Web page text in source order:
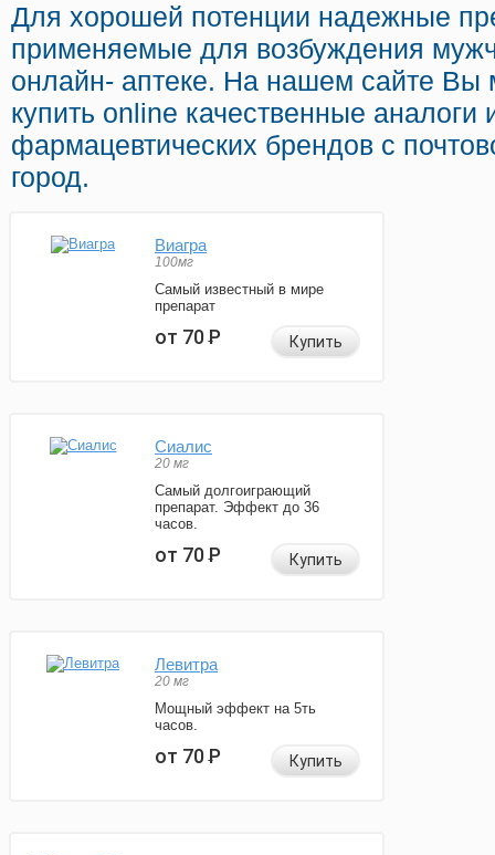
Для хорошей потенции надежные
применяемые для возбуждения
онлайн- аптеке. На нашем сайте Вы
купить online качественные аналоги
фармацевтических брендов с
город.
Виагра
100мг
Самый известный в мире
препарат
от 70Р Купить
Сиалис
20 мг
Самый долгоиграющий
препарат. Эффект до 36
часов.
от 70Р Купить
Левитра
20 мг
Мощный эффект на 5ть
часов.
от 70Р Купить